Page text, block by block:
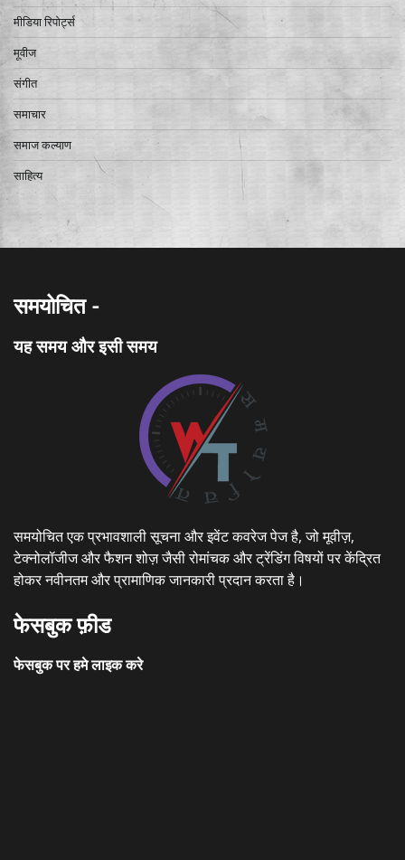
मीडिया रिपोर्ट्स
मूवीज
संगीत
समाचार
समाज कल्याण
साहित्य
समयोचित -
यह समय और इसी समय
समयोचित एक प्रभावशाली सूचना और इवेंट कवरेज पेज है, जो मूवीज़,
टेक्नोलॉजीज और फैशन शोज़ जैसी रोमांचक और ट्रेंडिंग विषयों पर केंद्रित
होकर नवीनतम और प्रामाणिक जानकारी प्रदान करता है।
फेसबुक फ़ीड
फेसबुक पर हमे लाइक करे